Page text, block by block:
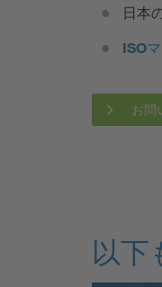
日本
ISO
お問
以下